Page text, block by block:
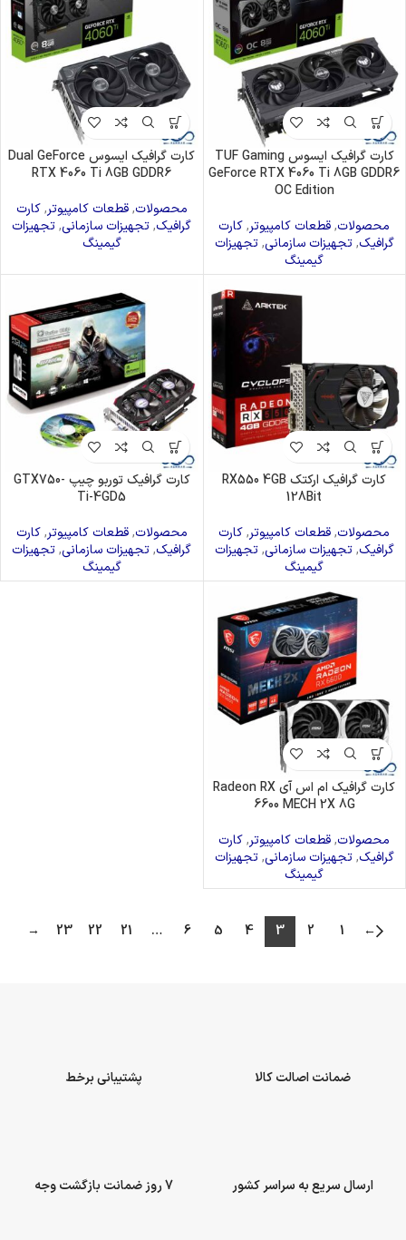
کارت گرافیک ایسوس TUF Gaming
GeForce RTX 4060 Ti 8GB GDDR6
OC Edition
محصولات,قطعات کامپیوتر,کارت
گرافیک,تجهیزات سازمانی,تجهیزات
گیمینگ
کارت گرافیک ایسوس Dual GeForce
RTX 4060 Ti 8GB GDDR6
محصولات,قطعات کامپیوتر,کارت
گرافیک,تجهیزات سازمانی,تجهیزات
گیمینگ
کارت گرافیک ارکتک RX550 4GB
128Bit
محصولات,قطعات کامپیوتر,کارت
گرافیک,تجهیزات سازمانی,تجهیزات
گیمینگ
کارت گرافیک توربو چیپ GTX750-
Ti-4GD5
محصولات,قطعات کامپیوتر,کارت
گرافیک,تجهیزات سازمانی,تجهیزات
گیمینگ
کارت گرافیک ام اس آی Radeon RX
6600 MECH 2X 8G
محصولات,قطعات کامپیوتر,کارت
گرافیک,تجهیزات سازمانی,تجهیزات
گیمینگ
←
1
2
3
4
5
6
…
21
22
23
→
ضمانت اصالت کالا پشتیبانی برخط
ارسال سریع به سراسر کشور 7 روز ضمانت بازگشت وجه